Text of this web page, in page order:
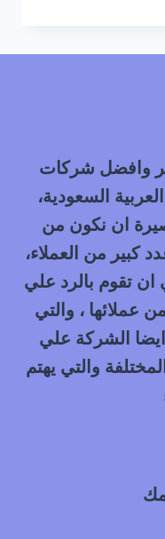
وافضل شركات
السعودية،
ان نكون من
كبير من العملاء،
تقوم بالرد علي
عملائها ، والتي
الشركة علي
والتي يهتم